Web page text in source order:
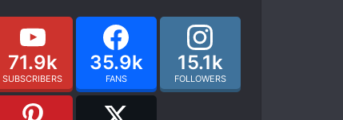
71.9k
SUBSCRIBERS
35.9k
FANS
15.1k
FOLLOWERS